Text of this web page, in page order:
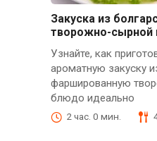
Закуска из
творожно-сырной
Узнайте, как
ароматную закуску
фаршированную
блюдо идеально
2 час. 0 мин.